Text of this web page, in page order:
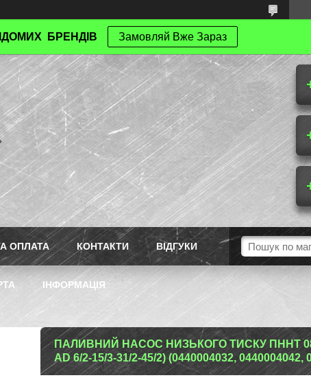
БРЕНДІВ Замовляй Вже Зараз
ОПЛАТА КОНТАКТИ ВІДГУКИ
ІНФОРМАЦІЯ
ПАЛИВНИЙ НАСОС НИЗЬКОГО ТИСКУ ПННТ 08-
AD 6/2-15/3-31/2-45/2) (0440004032, 0440004042,